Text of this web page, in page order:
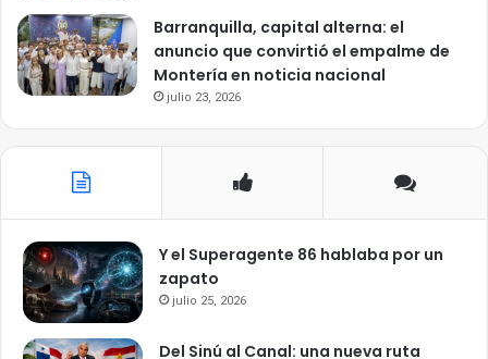
Barranquilla, capital alterna: el
anuncio que convirtió el empalme de
Montería en noticia nacional
julio 23, 2026
Y el Superagente 86 hablaba por un
zapato
julio 25, 2026
Del Sinú al Canal: una nueva ruta